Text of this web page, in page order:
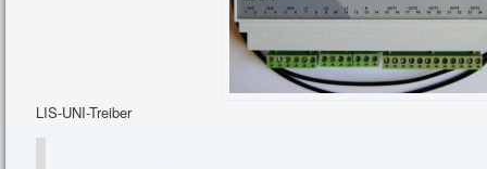
LIS-UNI-Treiber